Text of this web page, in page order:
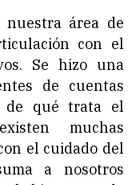
nuestra área de
con el
Se hizo una
de cuentas
de qué trata el
muchas
el cuidado del
a nosotros